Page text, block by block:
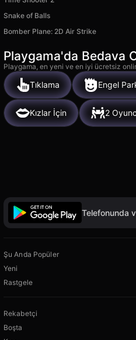
Snake of Balls
Bomber Plane: 2D Air Strike
Playgama'da Bedava
Playgama, en yeni ve en iyi ücretsiz
Tıklama Engel
Kızlar İçin 2
Telefonunda
Şu Anda Popüler
Yeni
Rastgele
Rekabetçi
Boşta